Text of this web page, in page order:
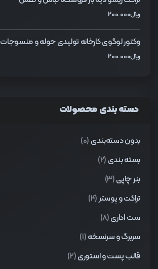
﷼200.000
وکتور لوگوی کارخانه تولیدی حوله و منسوجات
﷼200.000
دسته بندی محصولات
بدون دسته‌بندی (0)
بسته بندی (2)
بنر چاپی(3)
تراکت و پوستر(4)
ست اداری(8)
سربرگ و سرنسخه(1)
قالب پست و استوری(2)